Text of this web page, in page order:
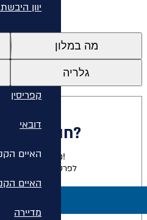
יוון
איי יוון
קפריסין
דובאי
האיים
האיים
מדיירה
מה במלון
גלריה
חולמים להתארח כאן?
נשמח להגשים לכם את החלום!
לפרטים על חבילות